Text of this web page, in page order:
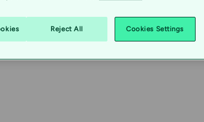
Reject All Cookies Settings